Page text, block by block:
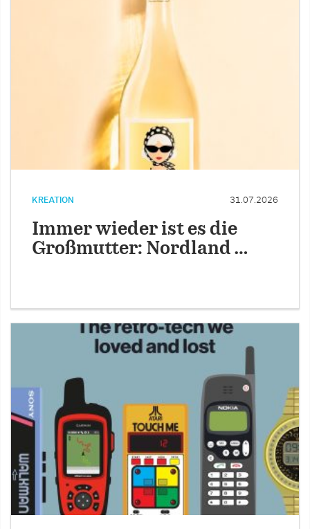
KREATION 31.07.2026
Immer wieder ist es die
Großmutter: Nordland …